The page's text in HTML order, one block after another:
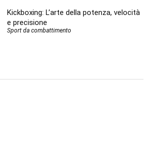
Kickboxing: L’arte della potenza, velocità
e precisione
Sport da combattimento